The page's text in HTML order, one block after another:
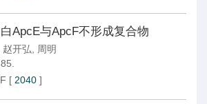
ApcE与ApcF不形成复合物
赵开弘
周明
[ 2040 ]